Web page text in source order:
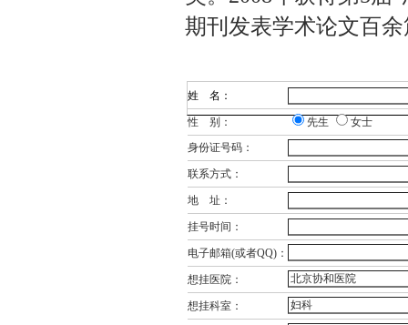
期刊发表学术论文百余
姓 名：
性 别： 先生
女士
身份证号码：
联系方式：
地 址：
挂号时间：
电子邮箱(或者QQ)：
想挂医院：
想挂科室：